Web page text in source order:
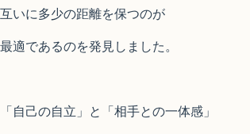
互いに多少の距離を保つのが
最適であるのを発見しました。
「自己の自立」と「相手との一体感」